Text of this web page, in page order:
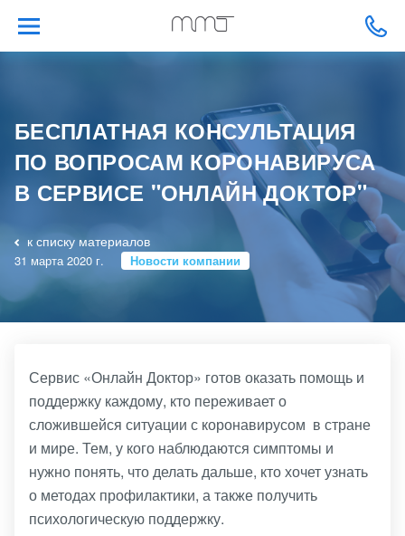
БЕСПЛАТНАЯ КОНСУЛЬТАЦИЯ
ПО ВОПРОСАМ КОРОНАВИРУСА
В СЕРВИСЕ "ОНЛАЙН ДОКТОР"
к списку материалов
31 марта 2020 г. Новости компании
Сервис «Онлайн Доктор» готов оказать помощь и
поддержку каждому, кто переживает о
сложившейся ситуации с коронавирусом в стране
и мире. Тем, у кого наблюдаются симптомы и
нужно понять, что делать дальше, кто хочет узнать
о методах профилактики, а также получить
психологическую поддержку.